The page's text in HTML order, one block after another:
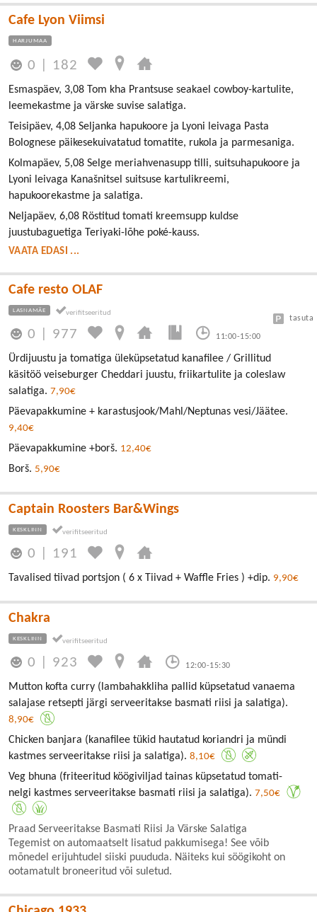
Cafe Lyon Viimsi
HARJUMAA
0 182
Esmaspäev, 3,08 Tom kha Prantsuse seakael cowboy-kartulite,
leemekastme ja värske suvise salatiga.
Teisipäev, 4,08 Seljanka hapukoore ja Lyoni leivaga Pasta
Bolognese päikesekuivatatud tomatite, rukola ja parmesaniga.
Kolmapäev, 5,08 Selge meriahvenasupp tilli, suitsuhapukoore ja
Lyoni leivaga Kanašnitsel suitsuse kartulikreemi,
hapukoorekastme ja salatiga.
Neljapäev, 6,08 Röstitud tomati kreemsupp kuldse
juustubaguetiga Teriyaki-lõhe poké-kauss.
VAATA EDASI ...
Cafe resto OLAF
LASNAMÄE
0 977 11:00-15:00
tasuta
Ürdijuustu ja tomatiga üleküpsetatud kanafilee / Grillitud
käsitöö veiseburger Cheddari juustu, friikartulite ja coleslaw
salatiga. 7,90€
Päevapakkumine + karastusjook/Mahl/Neptunas vesi/Jäätee.
9,40€
Päevapakkumine +borš. 12,40€
Borš. 5,90€
Captain Roosters Bar&Wings
KESKLINN
0 191
Tavalised tiivad portsjon ( 6 x Tiivad + Waffle Fries ) +dip. 9,90€
Chakra
KESKLINN
0 923 12:00-15:30
Mutton kofta curry (lambahakkliha pallid küpsetatud vanaema
salajase retsepti järgi serveeritakse basmati riisi ja salatiga).
8,90€
Chicken banjara (kanafilee tükid hautatud koriandri ja mündi
kastmes serveeritakse riisi ja salatiga). 8,10€
Veg bhuna (friteeritud köögiviljad tainas küpsetatud tomati-
nelgi kastmes serveeritakse basmati riisi ja salatiga). 7,50€
Praad Serveeritakse Basmati Riisi Ja Värske Salatiga
Tegemist on automaatselt lisatud pakkumisega! See võib
mõnedel erijuhtudel siiski puududa. Näiteks kui söögikoht on
ootamatult broneeritud või suletud.